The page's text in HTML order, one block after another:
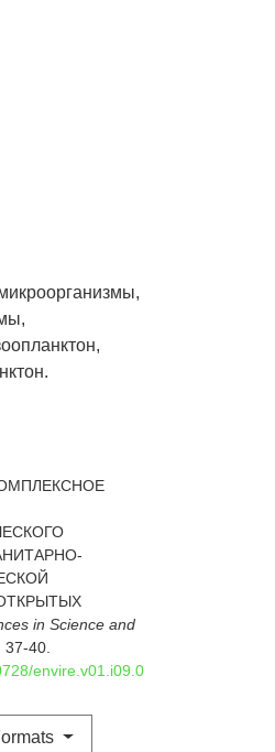
in Science and
37-40.
envire.v01.i09.0